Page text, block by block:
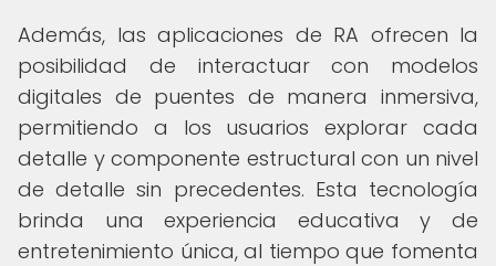
Además, las aplicaciones de RA ofrecen la
posibilidad de interactuar con modelos
digitales de puentes de manera inmersiva,
permitiendo a los usuarios explorar cada
detalle y componente estructural con un nivel
de detalle sin precedentes. Esta tecnología
brinda una experiencia educativa y de
entretenimiento única, al tiempo que fomenta